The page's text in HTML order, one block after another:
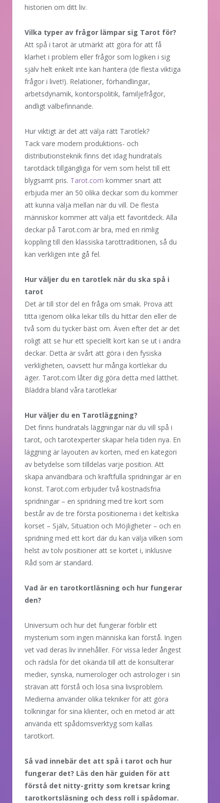
historien om ditt liv.
Vilka typer av frågor lämpar sig Tarot för?
Att spå i tarot är utmärkt att göra för att få
klarhet i problem eller frågor som logiken i sig
själv helt enkelt inte kan hantera (de flesta viktiga
frågor i livet!). Relationer, förhandlingar,
arbetsdynamik, kontorspolitik, familjefrågor,
andligt välbefinnande.
Hur viktigt är det att välja rätt Tarotlek?
Tack vare modern produktions- och
distributionsteknik finns det idag hundratals
tarotdäck tillgängliga för vem som helst till ett
blygsamt pris. Tarot.com kommer snart att
erbjuda mer än 50 olika deckar som du kommer
att kunna välja mellan när du vill. De flesta
människor kommer att välja ett favoritdeck. Alla
deckar på Tarot.com är bra, med en rimlig
koppling till den klassiska tarottraditionen, så du
kan verkligen inte gå fel.
Hur väljer du en tarotlek när du ska spå i
tarot
Det är till stor del en fråga om smak. Prova att
titta igenom olika lekar tills du hittar den eller de
två som du tycker bäst om. Även efter det är det
roligt att se hur ett speciellt kort kan se ut i andra
deckar. Detta är svårt att göra i den fysiska
verkligheten, oavsett hur många kortlekar du
äger. Tarot.com låter dig göra detta med lätthet.
Bläddra bland våra tarotlekar
Hur väljer du en Tarotläggning?
Det finns hundratals läggningar när du vill spå i
tarot, och tarotexperter skapar hela tiden nya. En
läggning är layouten av korten, med en kategori
av betydelse som tilldelas varje position. Att
skapa användbara och kraftfulla spridningar är en
konst. Tarot.com erbjuder två kostnadsfria
spridningar – en spridning med tre kort som
består av de tre första positionerna i det keltiska
korset – Själv, Situation och Möjligheter – och en
spridning med ett kort där du kan välja vilken som
helst av tolv positioner att se kortet i, inklusive
Råd som är standard.
Vad är en tarotkortläsning och hur fungerar
den?
Universum och hur det fungerar förblir ett
mysterium som ingen människa kan förstå. Ingen
vet vad deras liv innehåller. För vissa leder ångest
och rädsla för det okända till att de konsulterar
medier, synska, numerologer och astrologer i sin
strävan att förstå och lösa sina livsproblem.
Medierna använder olika tekniker för att göra
tolkningar för sina klienter, och en metod är att
använda ett spådomsverktyg som kallas
tarotkort.
Så vad innebär det att spå i tarot och hur
fungerar det? Läs den här guiden för att
förstå det nitty-gritty som kretsar kring
tarotkortsläsning och dess roll i spådomar.